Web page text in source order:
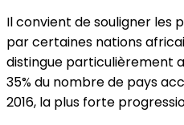
Il convient de souligner les
par certaines nations
distingue particulièrement
35% du nombre de pays
2016, la plus forte